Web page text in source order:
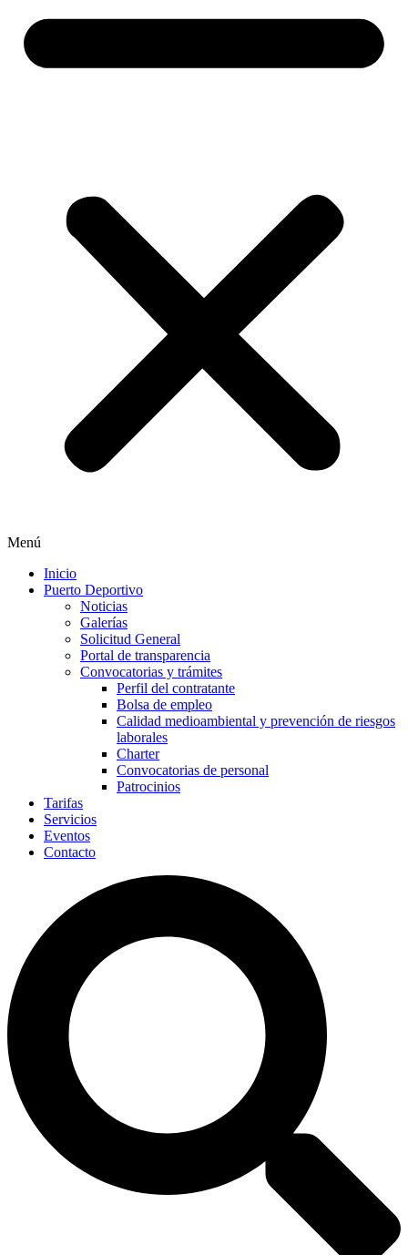
Menú
Inicio
Puerto Deportivo
Noticias
Galerías
Solicitud General
Portal de transparencia
Convocatorias y trámites
Perfil del contratante
Bolsa de empleo
Calidad medioambiental y prevención de riesgos
laborales
Charter
Convocatorias de personal
Patrocinios
Tarifas
Servicios
Eventos
Contacto